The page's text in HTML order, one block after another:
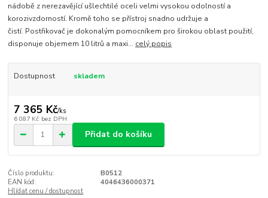
nádobě z nerezavějící ušlechtilé oceli velmi vysokou odolností a
korozivzdorností. Kromě toho se přístroj snadno udržuje a
čistí. Postřikovač je dokonalým pomocníkem pro širokou oblast použití,
disponuje objemem 10 litrů a maxi... celý popis
Dostupnost skladem
7 365 Kč/ks
6 087 Kč bez DPH
Přidat do košíku
Číslo produktu:
B0512
EAN kód:
4046436000371
Hlídat cenu / dostupnost